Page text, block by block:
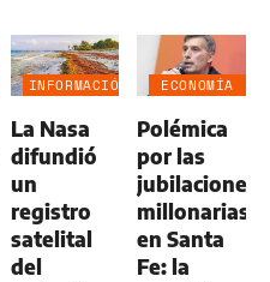
INFORMACIÓN
La Nasa
difundió
un
registro
satelital
del
ECONOMÍA
AGRO
Polémica
por las
jubilaciones
millonarias
en Santa
Fe: la